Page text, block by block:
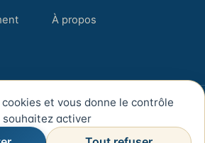
À propos
d'Opale, Pas-de-Calais
Mentions légales
et vous donne le contrôle
souhaitez activer